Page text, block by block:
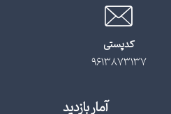
کدپستی
9613873137
آمار بازدید